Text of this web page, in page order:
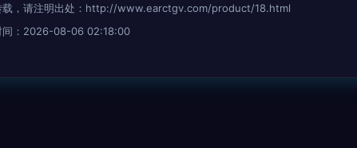
载，请注明出处：http://www.earctgv.com/product/18.html
间：2026-08-06 02:18:00